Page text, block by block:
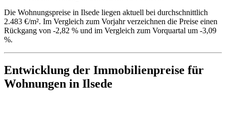
Die Wohnungspreise in Ilsede liegen aktuell bei durchschnittlich
2.483 €/m². Im Vergleich zum Vorjahr verzeichnen die Preise einen
Rückgang von -2,82 % und im Vergleich zum Vorquartal um -3,09
%.
Entwicklung der Immobilienpreise für
Wohnungen in Ilsede